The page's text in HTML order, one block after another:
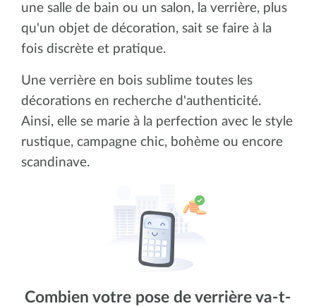
une salle de bain ou un salon, la verrière, plus
qu'un objet de décoration, sait se faire à la
fois discrète et pratique.
Une verrière en bois sublime toutes les
décorations en recherche d'authenticité.
Ainsi, elle se marie à la perfection avec le style
rustique, campagne chic, bohème ou encore
scandinave.
Combien votre pose de verrière va-t-